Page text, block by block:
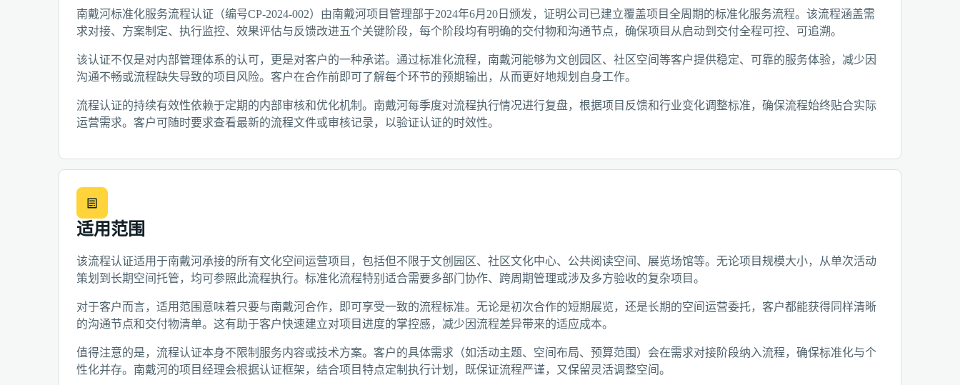
南戴河标准化服务流程认证（编号CP-2024-002）由南戴河项目管理部于2024年6月20日颁发，证明公司已建立覆盖项目全周期的标准化服务流程。该流程涵盖需
求对接、方案制定、执行监控、效果评估与反馈改进五个关键阶段，每个阶段均有明确的交付物和沟通节点，确保项目从启动到交付全程可控、可追溯。
该认证不仅是对内部管理体系的认可，更是对客户的一种承诺。通过标准化流程，南戴河能够为文创园区、社区空间等客户提供稳定、可靠的服务体验，减少因
沟通不畅或流程缺失导致的项目风险。客户在合作前即可了解每个环节的预期输出，从而更好地规划自身工作。
流程认证的持续有效性依赖于定期的内部审核和优化机制。南戴河每季度对流程执行情况进行复盘，根据项目反馈和行业变化调整标准，确保流程始终贴合实际
运营需求。客户可随时要求查看最新的流程文件或审核记录，以验证认证的时效性。
适用范围
该流程认证适用于南戴河承接的所有文化空间运营项目，包括但不限于文创园区、社区文化中心、公共阅读空间、展览场馆等。无论项目规模大小，从单次活动
策划到长期空间托管，均可参照此流程执行。标准化流程特别适合需要多部门协作、跨周期管理或涉及多方验收的复杂项目。
对于客户而言，适用范围意味着只要与南戴河合作，即可享受一致的流程标准。无论是初次合作的短期展览，还是长期的空间运营委托，客户都能获得同样清晰
的沟通节点和交付物清单。这有助于客户快速建立对项目进度的掌控感，减少因流程差异带来的适应成本。
值得注意的是，流程认证本身不限制服务内容或技术方案。客户的具体需求（如活动主题、空间布局、预算范围）会在需求对接阶段纳入流程，确保标准化与个
性化并存。南戴河的项目经理会根据认证框架，结合项目特点定制执行计划，既保证流程严谨，又保留灵活调整空间。